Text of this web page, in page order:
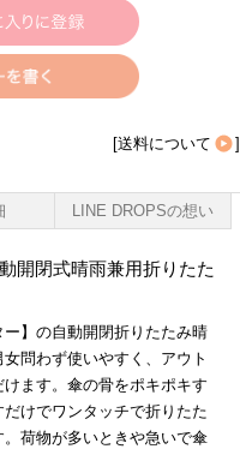
[送料について ]
LINE DROPSの想い
開閉式晴雨兼用折りたた
】の自動開閉折りたたみ晴
問わず使いやすく、アウト
ます。傘の骨をポキポキす
けでワンタッチで折りたた
荷物が多いときや急いで傘